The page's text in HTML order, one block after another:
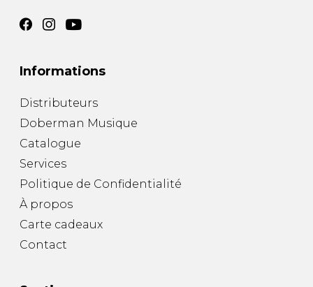
Informations
Distributeurs
Doberman Musique
Catalogue
Services
Politique de Confidentialité
À propos
Carte cadeaux
Contact